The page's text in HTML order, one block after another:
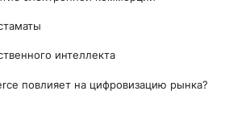
интеллекта
повлияет на цифровизацию рынка?